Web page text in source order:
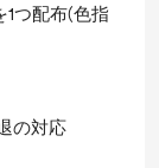
つ配布(色指
の対応